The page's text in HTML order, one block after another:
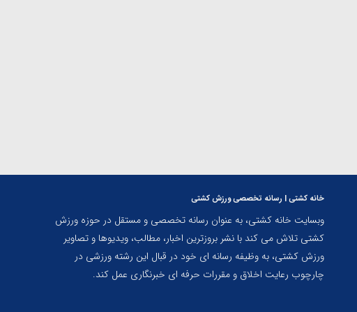
خانه کشتی | رسانه تخصصی ورزش کشتی
وبسایت خانه کشتی، به عنوان رسانه تخصصی و مستقل در حوزه ورزش
کشتی تلاش می کند با نشر بروزترین اخبار، مطالب، ویدیوها و تصاویر
ورزش کشتی، به وظیفه رسانه ای خود در قبال این رشته ورزشی در
چارچوب رعایت اخلاق و مقررات حرفه ای خبرنگاری عمل کند.